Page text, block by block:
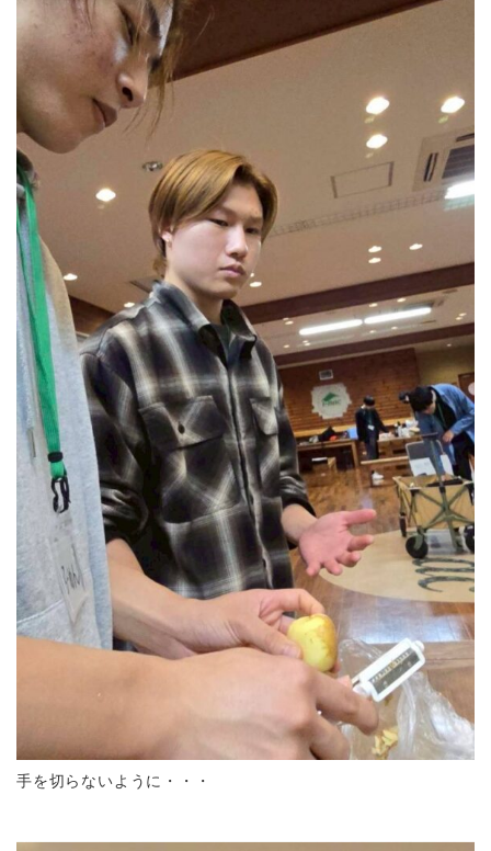
手を切らないように・・・